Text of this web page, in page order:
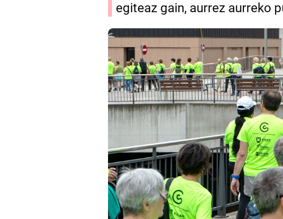
egiteaz gain, aurrez aurreko